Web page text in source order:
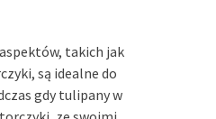
takich jak
są idealne do
gdy tulipany w